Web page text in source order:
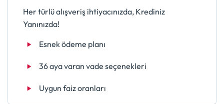
Her türlü alışveriş ihtiyacınızda, Krediniz
Yanınızda!
Esnek ödeme planı
36 aya varan vade seçenekleri
Uygun faiz oranları